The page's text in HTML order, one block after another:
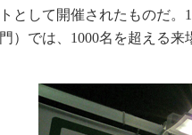
トとして開催されたものだ
門）では、1000名を超える来